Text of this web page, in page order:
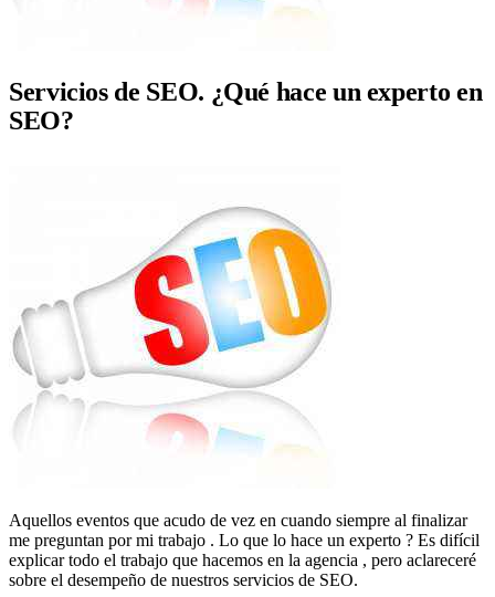
Servicios de SEO. ¿Qué hace un experto en
SEO?
Aquellos eventos que acudo de vez en cuando siempre al finalizar
me preguntan por mi trabajo . Lo que lo hace un experto ? Es difícil
explicar todo el trabajo que hacemos en la agencia , pero aclareceré
sobre el desempeño de nuestros servicios de SEO.